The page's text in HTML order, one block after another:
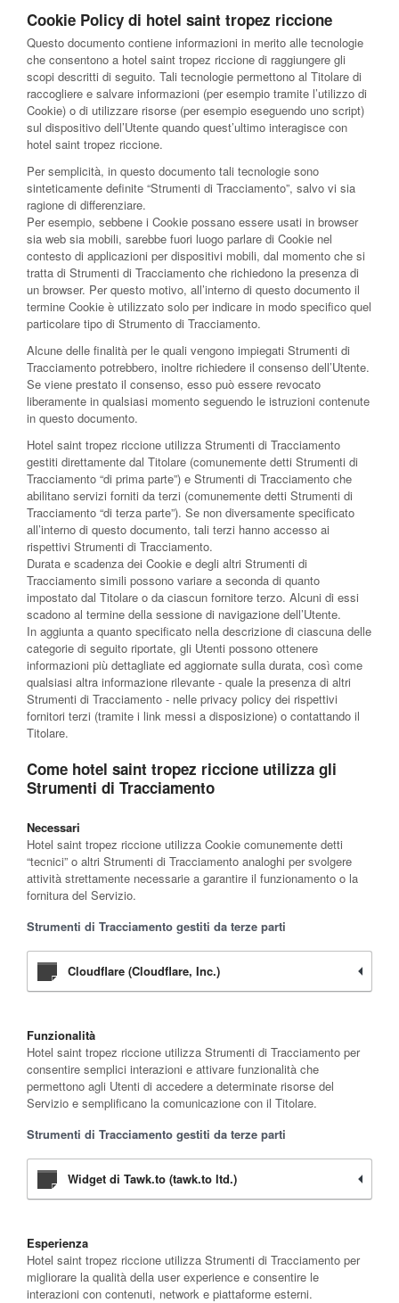
Cookie Policy di hotel saint tropez riccione
Questo documento contiene informazioni in merito alle tecnologie
che consentono a hotel saint tropez riccione di raggiungere gli
scopi descritti di seguito. Tali tecnologie permettono al Titolare di
raccogliere e salvare informazioni (per esempio tramite l’utilizzo di
Cookie) o di utilizzare risorse (per esempio eseguendo uno script)
sul dispositivo dell’Utente quando quest’ultimo interagisce con
hotel saint tropez riccione.
Per semplicità, in questo documento tali tecnologie sono
sinteticamente definite “Strumenti di Tracciamento”, salvo vi sia
ragione di differenziare.
Per esempio, sebbene i Cookie possano essere usati in browser
sia web sia mobili, sarebbe fuori luogo parlare di Cookie nel
contesto di applicazioni per dispositivi mobili, dal momento che si
tratta di Strumenti di Tracciamento che richiedono la presenza di
un browser. Per questo motivo, all’interno di questo documento il
termine Cookie è utilizzato solo per indicare in modo specifico quel
particolare tipo di Strumento di Tracciamento.
Alcune delle finalità per le quali vengono impiegati Strumenti di
Tracciamento potrebbero, inoltre richiedere il consenso dell’Utente.
Se viene prestato il consenso, esso può essere revocato
liberamente in qualsiasi momento seguendo le istruzioni contenute
in questo documento.
Hotel saint tropez riccione utilizza Strumenti di Tracciamento
gestiti direttamente dal Titolare (comunemente detti Strumenti di
Tracciamento “di prima parte”) e Strumenti di Tracciamento che
abilitano servizi forniti da terzi (comunemente detti Strumenti di
Tracciamento “di terza parte”). Se non diversamente specificato
all’interno di questo documento, tali terzi hanno accesso ai
rispettivi Strumenti di Tracciamento.
Durata e scadenza dei Cookie e degli altri Strumenti di
Tracciamento simili possono variare a seconda di quanto
impostato dal Titolare o da ciascun fornitore terzo. Alcuni di essi
scadono al termine della sessione di navigazione dell’Utente.
In aggiunta a quanto specificato nella descrizione di ciascuna delle
categorie di seguito riportate, gli Utenti possono ottenere
informazioni più dettagliate ed aggiornate sulla durata, così come
qualsiasi altra informazione rilevante - quale la presenza di altri
Strumenti di Tracciamento - nelle privacy policy dei rispettivi
fornitori terzi (tramite i link messi a disposizione) o contattando il
Titolare.
Come hotel saint tropez riccione utilizza gli
Strumenti di Tracciamento
Necessari
Hotel saint tropez riccione utilizza Cookie comunemente detti
“tecnici” o altri Strumenti di Tracciamento analoghi per svolgere
attività strettamente necessarie a garantire il funzionamento o la
fornitura del Servizio.
Strumenti di Tracciamento gestiti da terze parti
Cloudflare (Cloudflare, Inc.)
Funzionalità
Hotel saint tropez riccione utilizza Strumenti di Tracciamento per
consentire semplici interazioni e attivare funzionalità che
permettono agli Utenti di accedere a determinate risorse del
Servizio e semplificano la comunicazione con il Titolare.
Strumenti di Tracciamento gestiti da terze parti
Widget di Tawk.to (tawk.to ltd.)
Esperienza
Hotel saint tropez riccione utilizza Strumenti di Tracciamento per
migliorare la qualità della user experience e consentire le
interazioni con contenuti, network e piattaforme esterni.